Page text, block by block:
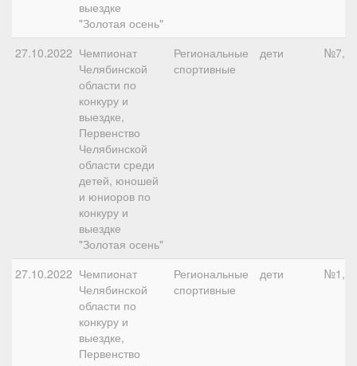
выездке
"Золотая осень"
27.10.2022 Чемпионат
Челябинской
области по
конкуру и
выездке,
Первенство
Челябинской
области среди
детей, юношей
и юниоров по
конкуру и
выездке
"Золотая осень"
Региональные
спортивные
дети №7,
27.10.2022 Чемпионат
Челябинской
области по
конкуру и
выездке,
Первенство
Региональные
спортивные
дети №1,